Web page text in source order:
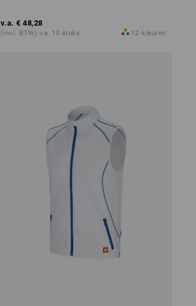
v.a. € 48,28
(incl. BTW) v.a. 10 stuks 12 kleuren